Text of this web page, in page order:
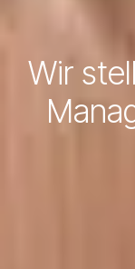
Wir